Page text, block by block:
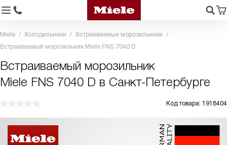
Miele Холодильники
Встраиваемые морозильники
Встраиваемый морозильник Miele FNS 7040 D
Встраиваемый морозильник
Miele FNS 7040 D в Санкт-Петербурге
Код товара: 1918404